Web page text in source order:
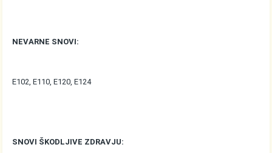
NEVARNE SNOVI:
E102, E110, E120, E124
SNOVI ŠKODLJIVE ZDRAVJU: